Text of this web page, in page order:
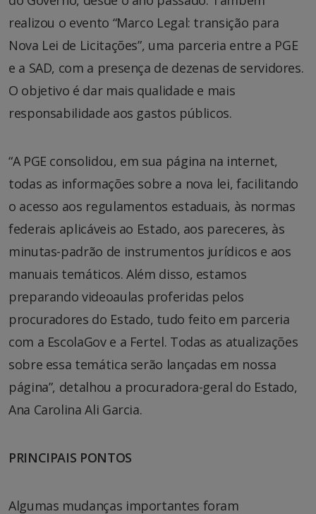
realizou o evento “Marco Legal: transição para
Nova Lei de Licitações”, uma parceria entre a PGE
e a SAD, com a presença de dezenas de servidores.
O objetivo é dar mais qualidade e mais
responsabilidade aos gastos públicos.
“A PGE consolidou, em sua página na internet,
todas as informações sobre a nova lei, facilitando
o acesso aos regulamentos estaduais, às normas
federais aplicáveis ao Estado, aos pareceres, às
minutas-padrão de instrumentos jurídicos e aos
manuais temáticos. Além disso, estamos
preparando videoaulas proferidas pelos
procuradores do Estado, tudo feito em parceria
com a EscolaGov e a Fertel. Todas as atualizações
sobre essa temática serão lançadas em nossa
página”, detalhou a procuradora-geral do Estado,
Ana Carolina Ali Garcia.
PRINCIPAIS PONTOS
Algumas mudanças importantes foram